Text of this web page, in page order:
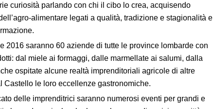
curiosità parlando con chi il cibo lo crea, acquisendo
alimentare legati a qualità, tradizione e stagionalità e
2016 saranno 60 aziende di tutte le province lombarde con
dal miele ai formaggi, dalle marmellate ai salumi, dalla
ospitate alcune realtà imprenditoriali agricole di altre
Castello le loro eccellenze gastronomiche.
delle imprenditrici saranno numerosi eventi per grandi e